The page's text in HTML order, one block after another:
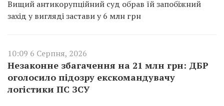
Вищий антикорупційний суд обрав їй запобіжний
захід у вигляді застави у 6 млн грн
10:09 6 Серпня, 2026
Незаконне збагачення на 21 млн грн: ДБР
оголосило підозру екскомандувачу
логістики ПС ЗСУ